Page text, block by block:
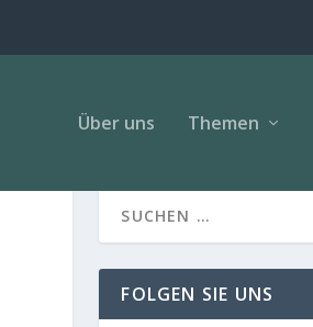
Über uns Themen
FOLGEN SIE UNS